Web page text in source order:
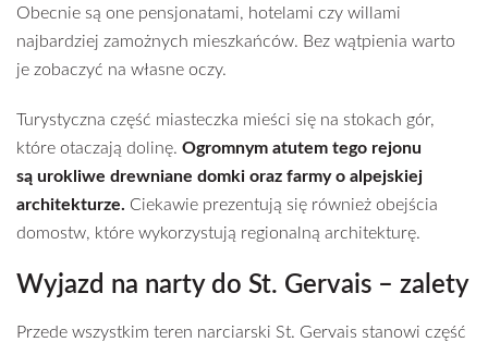
Obecnie są one pensjonatami, hotelami czy willami
najbardziej zamożnych mieszkańców. Bez wątpienia warto
je zobaczyć na własne oczy.
Turystyczna część miasteczka mieści się na stokach gór,
które otaczają dolinę. Ogromnym atutem tego rejonu
są urokliwe drewniane domki oraz farmy o alpejskiej
architekturze. Ciekawie prezentują się również obejścia
domostw, które wykorzystują regionalną architekturę.
Wyjazd na narty do St. Gervais – zalety
Przede wszystkim teren narciarski St. Gervais stanowi część